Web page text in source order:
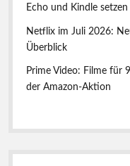
Echo und Kindle setzen
Netflix im Juli 2026:
Überblick
Prime Video: Filme für
der Amazon-Aktion